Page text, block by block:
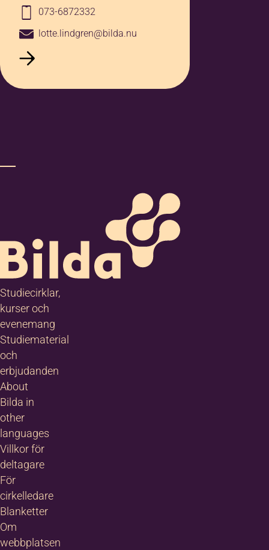
Berätta gärna mer om dina behov
och önskemål kopplat till
integration
073-6872332
lotte.lindgren@bilda.nu
Studiecirklar,
kurser och
evenemang
Studiematerial
och
erbjudanden
About
Bilda in
other
languages
Villkor för
deltagare
För
cirkelledare
Blanketter
Om
webbplatsen